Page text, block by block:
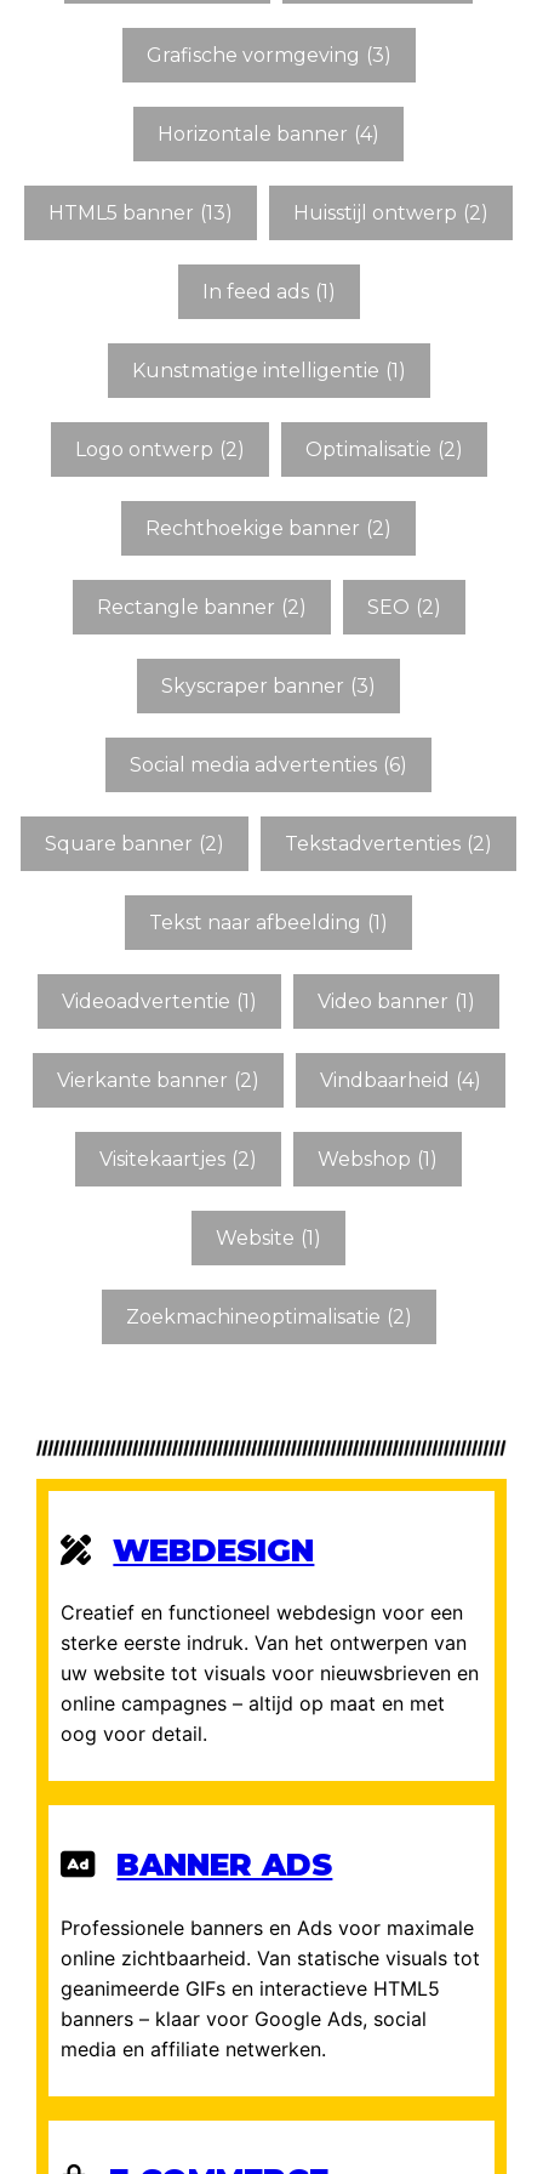
Grafische vormgeving (3)
Horizontale banner (4)
HTML5 banner (13) Huisstijl ontwerp (2)
In feed ads (1)
Kunstmatige intelligentie (1)
Logo ontwerp (2) Optimalisatie (2)
Rechthoekige banner (2)
Rectangle banner (2) SEO (2)
Skyscraper banner (3)
Social media advertenties (6)
Square banner (2) Tekstadvertenties (2)
Tekst naar afbeelding (1)
Videoadvertentie (1) Video banner (1)
Vierkante banner (2) Vindbaarheid (4)
Visitekaartjes (2) Webshop (1)
Website (1)
Zoekmachineoptimalisatie (2)
WEBDESIGN
Creatief en functioneel webdesign voor een
sterke eerste indruk. Van het ontwerpen van
uw website tot visuals voor nieuwsbrieven en
online campagnes – altijd op maat en met
oog voor detail.
BANNER ADS
Professionele banners en Ads voor maximale
online zichtbaarheid. Van statische visuals tot
geanimeerde GIFs en interactieve HTML5
banners – klaar voor Google Ads, social
media en affiliate netwerken.